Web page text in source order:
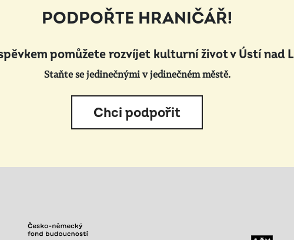
PODPOŘTE HRANIČÁŘ!
pomůžete rozvíjet kulturní život v Ústí nad
Staňte se jedinečnými v jedinečném městě.
Chci podpořit